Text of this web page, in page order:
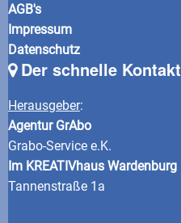
AGB's
Impressum
Datenschutz
Der schnelle Kontakt
Herausgeber:
Agentur GrAbo
Grabo-Service e.K.
Im KREATIVhaus Wardenburg
Tannenstraße 1a